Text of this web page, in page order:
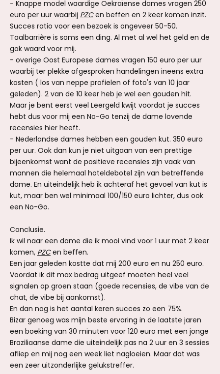
- Knappe model waardige Oekraïense dames vragen 250
euro per uur waarbij PZCen beffen en 2 keer komen inzit.
Succes ratio voor een bezoek is ongeveer 50-50.
Taalbarrière is soms een ding. Al met al wel het geld en de
gok waard voor mij.
- overige Oost Europese dames vragen 150 euro per uur
waarbij ter plekke afgesproken handelingen ineens extra
kosten ( los van neppe profielen of foto's van 10 jaar
geleden). 2 van de 10 keer heb je wel een gouden hit.
Maar je bent eerst veel Leergeld kwijt voordat je succes
hebt dus voor mij een No-Go tenzij de dame lovende
recensies hier heeft.
- Nederlandse dames hebben een gouden kut. 350 euro
per uur. Ook dan kun je niet uitgaan van een prettige
bijeenkomst want de positieve recensies zijn vaak van
mannen die helemaal hoteldebotel zijn van betreffende
dame. En uiteindelijk heb ik achteraf het gevoel van kut is
kut, maar ben wel minimaal 100/150 euro lichter, dus ook
een No-Go.
Conclusie.
Ik wil naar een dame die ik mooi vind voor 1 uur met 2 keer
komen, PZCen beffen.
Een jaar geleden kostte dat mij 200 euro en nu 250 euro.
Voordat ik dit max bedrag uitgeef moeten heel veel
signalen op groen staan (goede recensies, de vibe van de
chat, de vibe bij aankomst).
En dan nog is het aantal keren succes zo een 75%.
Bizar genoeg was mijn beste ervaring in de laatste jaren
een boeking van 30 minuten voor 120 euro met een jonge
Braziliaanse dame die uiteindelijk pas na 2 uur en 3 sessies
afliep en mij nog een week liet nagloeien. Maar dat was
een zeer uitzonderlijke gelukstreffer.